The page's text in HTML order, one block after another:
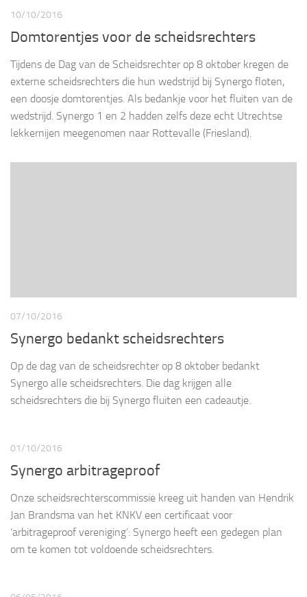
10/10/2016
Domtorentjes voor de scheidsrechters
Tijdens de Dag van de Scheidsrechter op 8 oktober kregen de
externe scheidsrechters die hun wedstrijd bij Synergo floten,
een doosje domtorentjes. Als bedankje voor het fluiten van de
wedstrijd. Synergo 1 en 2 hadden zelfs deze echt Utrechtse
lekkernijen meegenomen naar Rottevalle (Friesland).
07/10/2016
Synergo bedankt scheidsrechters
Op de dag van de scheidsrechter op 8 oktober bedankt
Synergo alle scheidsrechters. Die dag krijgen alle
scheidsrechters die bij Synergo fluiten een cadeautje.
01/10/2016
Synergo arbitrageproof
Onze scheidsrechterscommissie kreeg uit handen van Hendrik
Jan Brandsma van het KNKV een certificaat voor
‘arbitrageproof vereniging’: Synergo heeft een gedegen plan
om te komen tot voldoende scheidsrechters.